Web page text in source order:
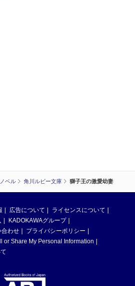
ベル 角川ルビー文庫 獅子王の激愛幼妻
広告について
ライセンスについて
KADOKAWAグループ
合わせ
プライバシーポリシー
or Share My Personal Information